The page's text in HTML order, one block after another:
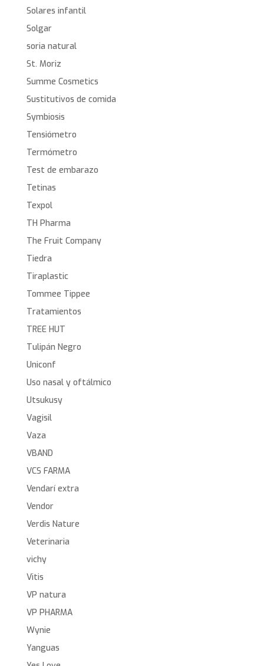
Solares infantil
Solgar
soria natural
St. Moriz
Summe Cosmetics
Sustitutivos de comida
Symbiosis
Tensiómetro
Termómetro
Test de embarazo
Tetinas
Texpol
TH Pharma
The Fruit Company
Tiedra
Tiraplastic
Tommee Tippee
Tratamientos
TREE HUT
Tulipán Negro
Uniconf
Uso nasal y oftálmico
Utsukusy
Vagisil
Vaza
VBAND
VCS FARMA
Vendarí extra
Vendor
Verdis Nature
Veterinaria
vichy
Vitis
VP natura
VP PHARMA
Wynie
Yanguas